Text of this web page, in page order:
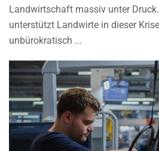
Landwirtschaft massiv unter
unterstützt Landwirte in dieser
unbürokratisch